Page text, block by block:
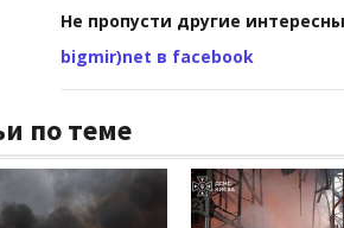
Не пропусти другие
bigmir)net в facebook
по теме